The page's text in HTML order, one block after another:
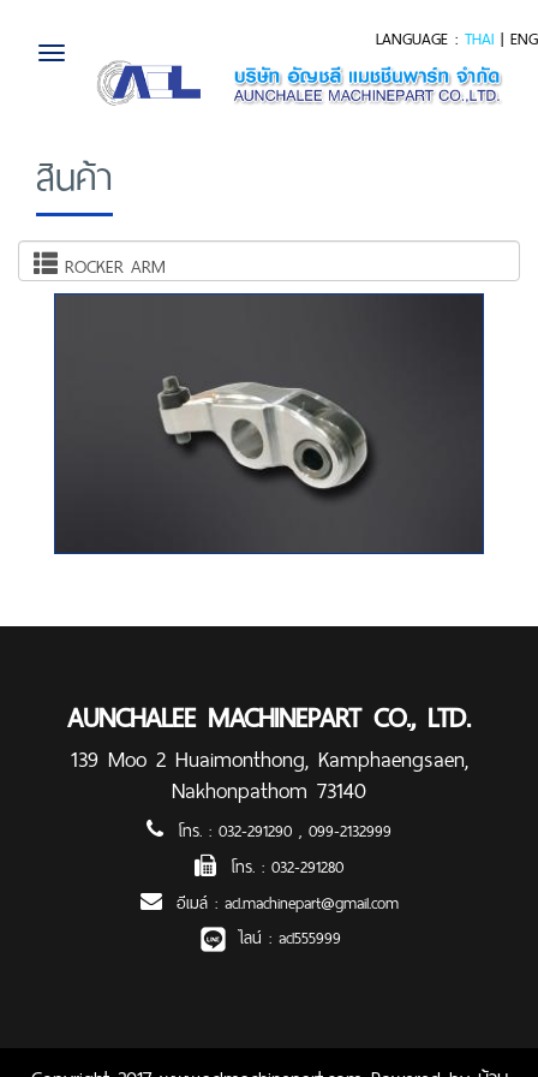
LANGUAGE : THAI | ENG
Toggle
navigation
สินค้า
ROCKER ARM
AUNCHALEE MACHINEPART CO., LTD.
139 Moo 2 Huaimonthong, Kamphaengsaen,
Nakhonpathom 73140
โทร. : 032-291290 , 099-2132999
โทร. : 032-291280
อีเมล์ : acl.machinepart@gmail.com
ไลน์ : acl555999